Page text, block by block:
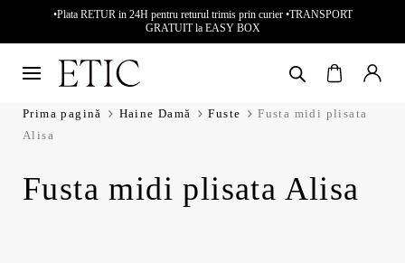
•Plata RETUR in 24H pentru returul trimis prin curier •TRANSPORT
GRATUIT la EASY BOX
Prima pagină Haine Damă Fuste
Fusta midi plisata
Alisa
Fusta midi plisata Alisa